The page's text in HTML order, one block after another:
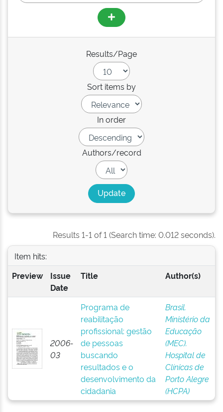
Results/Page
Sort items by
In order
Authors/record
Results 1-1 of 1 (Search time: 0.012 seconds).
Item hits:
Preview
Issue
Date
Title Author(s)
2006-
03
Programa de
reabilitação
profissional: gestão
de pessoas
buscando
resultados e o
desenvolvimento da
cidadania
Brasil.
Ministério da
Educação
(MEC).
Hospital de
Clínicas de
Porto Alegre
(HCPA)